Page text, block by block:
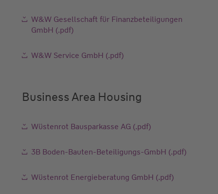
W&W Gesellschaft für Finanzbeteiligungen
GmbH (.pdf)
W&W Service GmbH (.pdf)
Business Area Housing
Wüstenrot Bausparkasse AG (.pdf)
3B Boden-Bauten-Beteiligungs-GmbH (.pdf)
Wüstenrot Energieberatung GmbH (.pdf)